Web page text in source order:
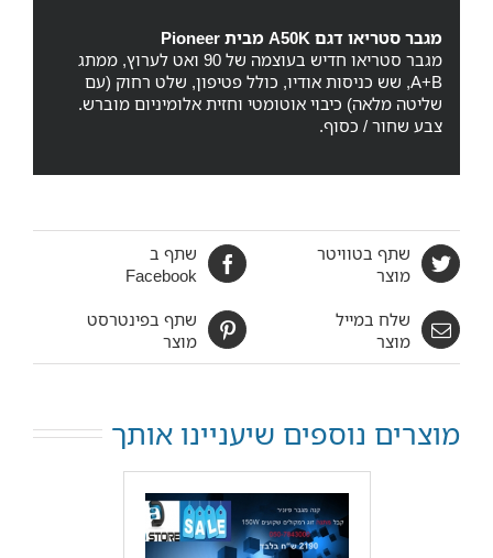
מגבר סטריאו דגם A50K מבית Pioneer
מגבר סטריאו חדיש בעוצמה של 90 ואט לערוץ, ממתג
A+B, שש כניסות אודיו, כולל פטיפון, שלט רחוק (עם
שליטה מלאה) כיבוי אוטומטי וחזית אלומיניום מוברש.
צבע שחור / כסוף.
שתף ב
Facebook
שתף בטוויטר
מוצר
שתף בפינטרסט
מוצר
שלח במייל
מוצר
מוצרים נוספים שיעניינו אותך